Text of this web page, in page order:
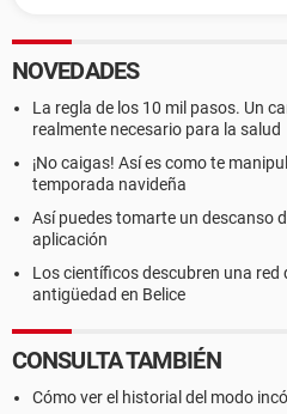
NOVEDADES
La regla de los 10 mil pasos. Un
realmente necesario para la salud
¡No caigas! Así es como te
temporada navideña
Así puedes tomarte un descanso
aplicación
Los científicos descubren una red
antigüedad en Belice
CONSULTA TAMBIÉN
Cómo ver el historial del modo